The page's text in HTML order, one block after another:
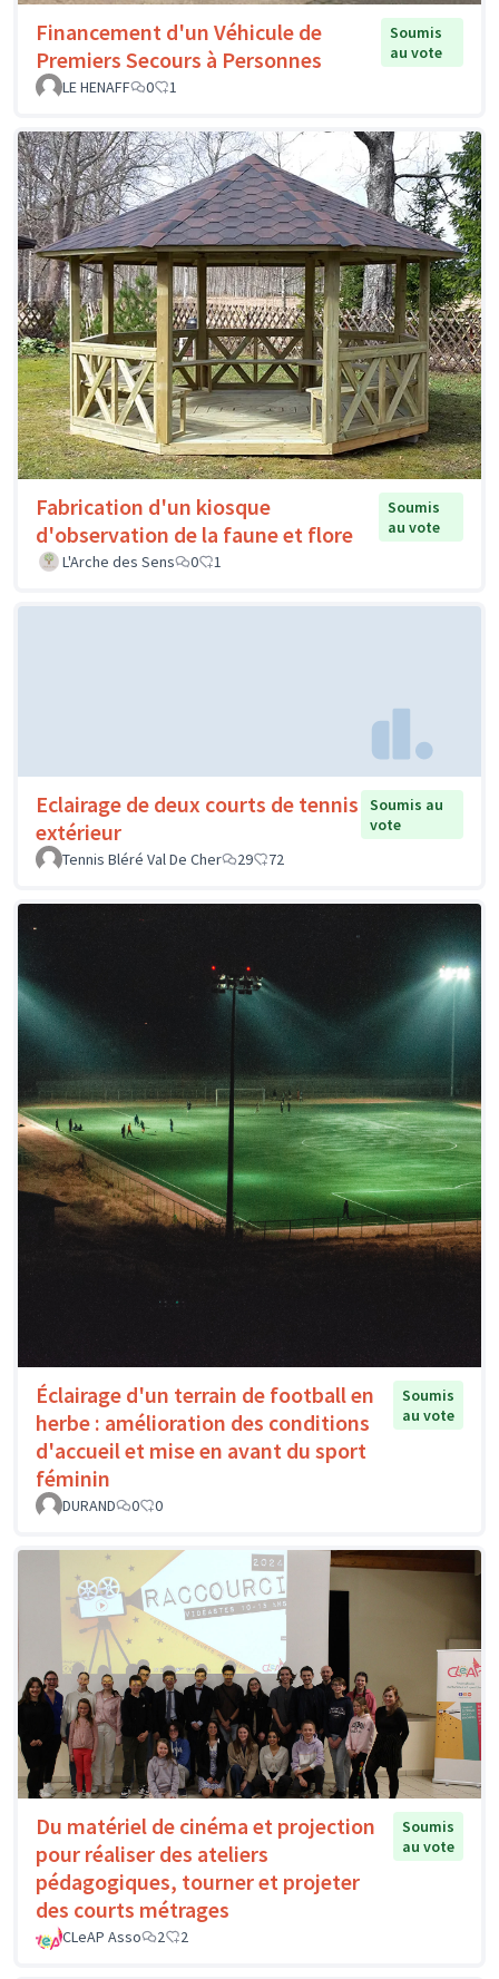
Financement d'un Véhicule de
Premiers Secours à Personnes
Soumis
au vote
LE HENAFF
0 1
Fabrication d'un kiosque
d'observation de la faune et flore
Soumis
au vote
L'Arche des Sens
0 1
Eclairage de deux courts de tennis
extérieur
Soumis au
vote
Tennis Bléré Val De Cher
29 72
Éclairage d'un terrain de football en
herbe : amélioration des conditions
d'accueil et mise en avant du sport
féminin
Soumis
au vote
DURAND 0 0
Du matériel de cinéma et projection
pour réaliser des ateliers
pédagogiques, tourner et projeter
des courts métrages
Soumis
au vote
CLeAP Asso 2 2